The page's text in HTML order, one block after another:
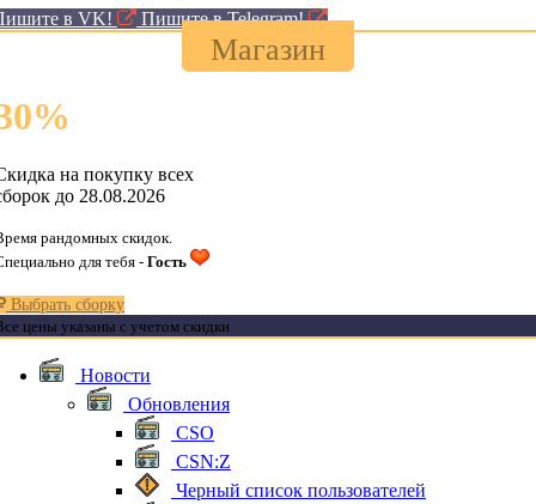
в VK! Пишите в Telegram!
Магазин
%
на покупку всех
до 28.08.2026
рандомных скидок.
для тебя - Гость
Выбрать сборку
цены указаны с учетом скидки
Новости
Обновления
CSO
CSN:Z
Черный список пользователей